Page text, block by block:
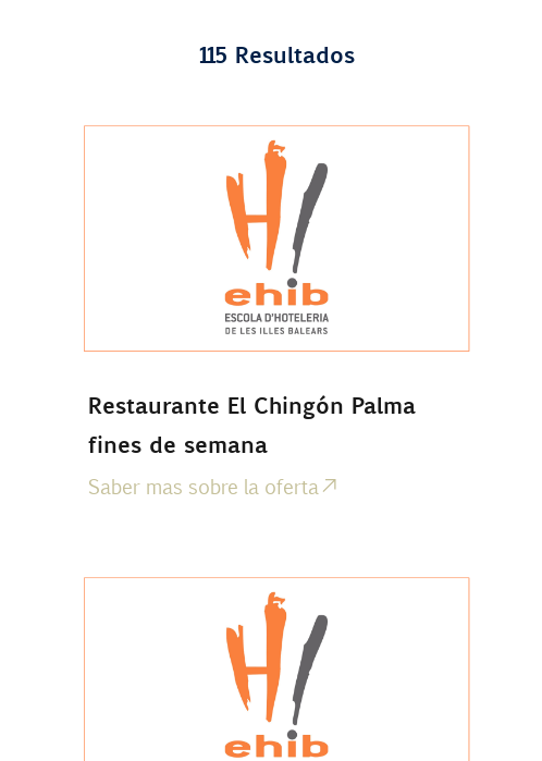
115 Resultados
Restaurante El Chingón Palma
fines de semana
Saber mas sobre la oferta